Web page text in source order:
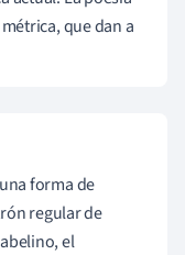
que dan a
forma de
regular de
el